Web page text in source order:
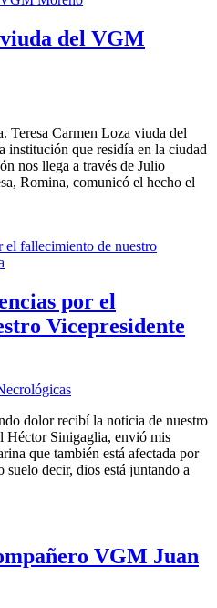
del VGM
Teresa Carmen Loza viuda del
que residía en la ciudad
nos llega a través de Julio
Romina, comunicó el hecho el
por el
Vicepresidente
dolor recibí la noticia de nuestro
Héctor Sinigaglia, envió mis
que también está afectada por
suelo decir, dios está juntando a
VGM Juan